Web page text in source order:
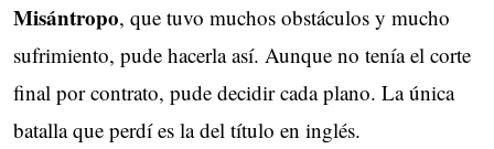
Misántropo, que tuvo muchos obstáculos y mucho
sufrimiento, pude hacerla así. Aunque no tenía el corte
final por contrato, pude decidir cada plano. La única
batalla que perdí es la del título en inglés.